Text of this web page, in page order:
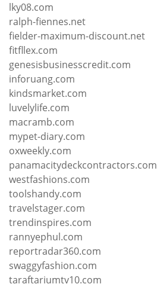
lky08.com
ralph-fiennes.net
fielder-maximum-discount.net
fitfllex.com
genesisbusinesscredit.com
inforuang.com
kindsmarket.com
luvelylife.com
macramb.com
mypet-diary.com
oxweekly.com
panamacitydeckcontractors.com
westfashions.com
toolshandy.com
travelstager.com
trendinspires.com
rannyephul.com
reportradar360.com
swaggyfashion.com
taraftariumtv10.com